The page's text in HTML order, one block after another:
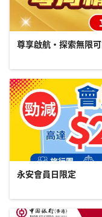
尊享啟航・探索無限
永安會員日限定